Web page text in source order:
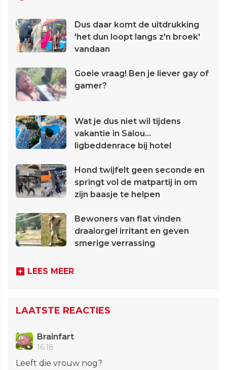
Dus daar komt de uitdrukking
'het dun loopt langs z'n broek'
vandaan
Goeie vraag! Ben je liever gay of
gamer?
Wat je dus niet wil tijdens
vakantie in Salou...
ligbeddenrace bij hotel
Hond twijfelt geen seconde en
springt vol de matpartij in om
zijn baasje te helpen
Bewoners van flat vinden
draaiorgel irritant en geven
smerige verrassing
LEES MEER
LAATSTE REACTIES
Brainfart
16:18
Leeft die vrouw nog?